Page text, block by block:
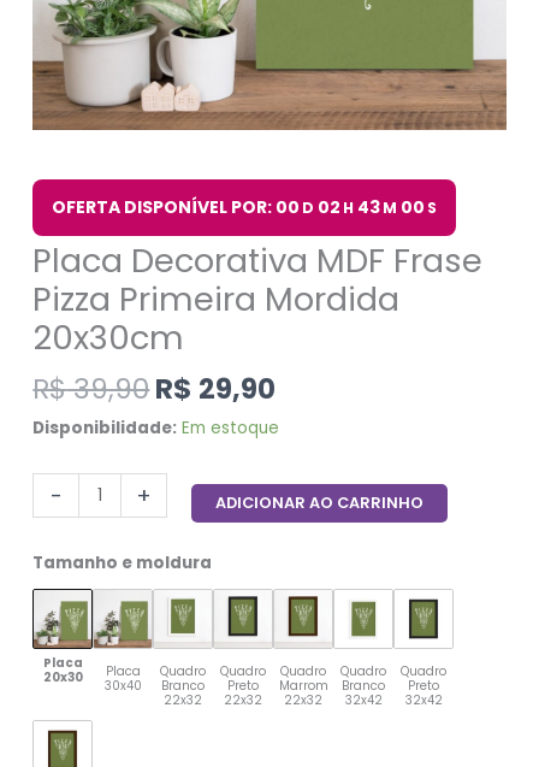
OFERTA DISPONÍVEL POR: 00 D 02 H 42M 59 S
Placa Decorativa MDF Frase
Pizza Primeira Mordida
20x30cm
R$39,90R$ 29,90
Disponibilidade: Em estoque
- + ADICIONAR AO CARRINHO
Tamanho e moldura
Placa
20x30
Placa
30x40
Quadro
Branco
22x32
Quadro
Preto
22x32
Quadro
Marrom
22x32
Quadro
Branco
32x42
Quadro
Preto
32x42